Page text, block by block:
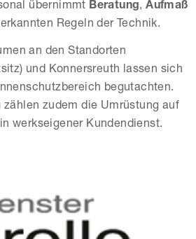
übernimmt Beratung,Aufmaß
Regeln der Technik.
an den Standorten
und Konnersreuth lassen sich
begutachten.
zudem die Umrüstung auf
werkseigener Kundendienst.